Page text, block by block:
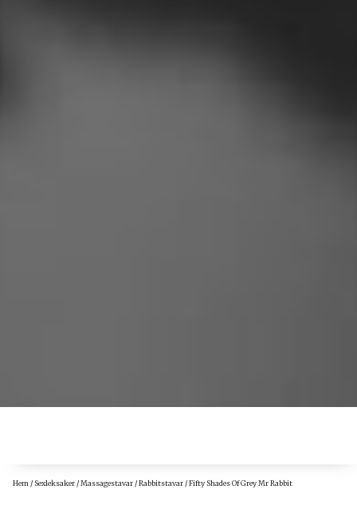
Hem / Sexleksaker /Massagestavar /Rabbitstavar / Fifty Shades Of Grey Mr Rabbit